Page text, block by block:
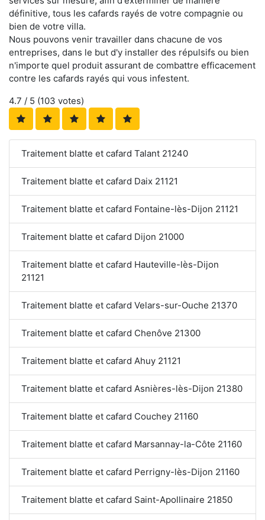
définitive, tous les cafards rayés de votre compagnie ou
bien de votre villa.
Nous pouvons venir travailler dans chacune de vos
entreprises, dans le but d'y installer des répulsifs ou bien
n'importe quel produit assurant de combattre efficacement
contre les cafards rayés qui vous infestent.
4.7 / 5 (103 votes)
Traitement blatte et cafard Talant 21240
Traitement blatte et cafard Daix 21121
Traitement blatte et cafard Fontaine-lès-Dijon 21121
Traitement blatte et cafard Dijon 21000
Traitement blatte et cafard Hauteville-lès-Dijon
21121
Traitement blatte et cafard Velars-sur-Ouche 21370
Traitement blatte et cafard Chenôve 21300
Traitement blatte et cafard Ahuy 21121
Traitement blatte et cafard Asnières-lès-Dijon 21380
Traitement blatte et cafard Couchey 21160
Traitement blatte et cafard Marsannay-la-Côte 21160
Traitement blatte et cafard Perrigny-lès-Dijon 21160
Traitement blatte et cafard Saint-Apollinaire 21850